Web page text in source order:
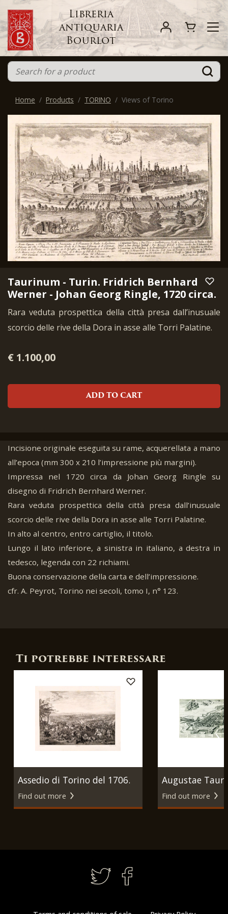
Libreria
antiquaria
Bourlot
Home Products TORINO Views of Torino
Taurinum - Turin. Fridrich Bernhard
Werner - Johan Georg Ringle, 1720 circa.
Rara veduta prospettica della città presa dall’inusuale
scorcio delle rive della Dora in asse alle Torri Palatine.
€ 1.100,00
ADD TO CART
Incisione originale eseguita su rame, acquerellata a mano
all’epoca (mm 300 x 210 l’impressione più margini).
Impressa nel 1720 circa da Johan Georg Ringle su
disegno di Fridrich Bernhard Werner.
Rara veduta prospettica della città presa dall’inusuale
scorcio delle rive della Dora in asse alle Torri Palatine.
In alto al centro, entro cartiglio, il titolo.
Lungo il lato inferiore, a sinistra in italiano, a destra in
tedesco, legenda con 22 richiami.
Buona conservazione della carta e dell’impressione.
cfr. A. Peyrot, Torino nei secoli, tomo I, n° 123.
Ti potrebbe interessare
Assedio di Torino del 1706.
Torino, E. Sonne - Paolo
Find out more
Augustae
Prospectus.
Find out more